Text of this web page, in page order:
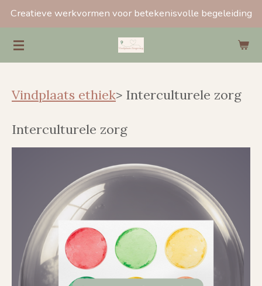
Ga
direct
naar
de
Creatieve werkvormen voor betekenisvolle begeleiding
Vindplaats ethiek> Interculturele zorg
Interculturele zorg